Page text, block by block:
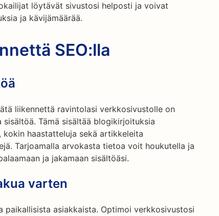
löytävät sivustosi helposti ja voivat
ja kävijämäärää.
SEO:lla
liikennettä ravintolasi verkkosivustolle on
Tämä sisältää blogikirjoituksia
haastatteluja sekä artikkeleita
Tarjoamalla arvokasta tietoa voit houkutella ja
ja jakamaan sisältöäsi.
varten
paikallisista asiakkaista. Optimoi verkkosivustosi